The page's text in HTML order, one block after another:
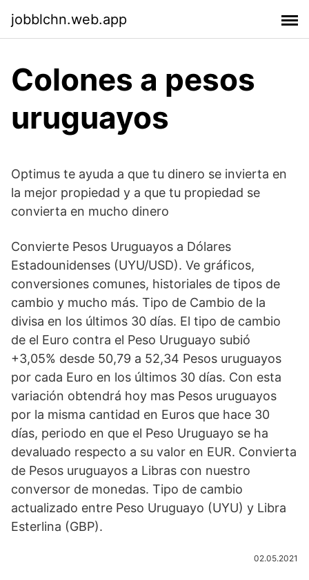
jobblchn.web.app
Colones a pesos
uruguayos
Optimus te ayuda a que tu dinero se invierta en
la mejor propiedad y a que tu propiedad se
convierta en mucho dinero
Convierte Pesos Uruguayos a Dólares
Estadounidenses (UYU/USD). Ve gráficos,
conversiones comunes, historiales de tipos de
cambio y mucho más. Tipo de Cambio de la
divisa en los últimos 30 días. El tipo de cambio
de el Euro contra el Peso Uruguayo subió
+3,05% desde 50,79 a 52,34 Pesos uruguayos
por cada Euro en los últimos 30 días. Con esta
variación obtendrá hoy mas Pesos uruguayos
por la misma cantidad en Euros que hace 30
días, periodo en que el Peso Uruguayo se ha
devaluado respecto a su valor en EUR. Convierta
de Pesos uruguayos a Libras con nuestro
conversor de monedas. Tipo de cambio
actualizado entre Peso Uruguayo (UYU) y Libra
Esterlina (GBP).
02.05.2021